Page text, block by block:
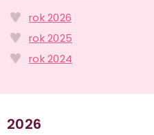
rok 2026
rok 2025
rok 2024
2026